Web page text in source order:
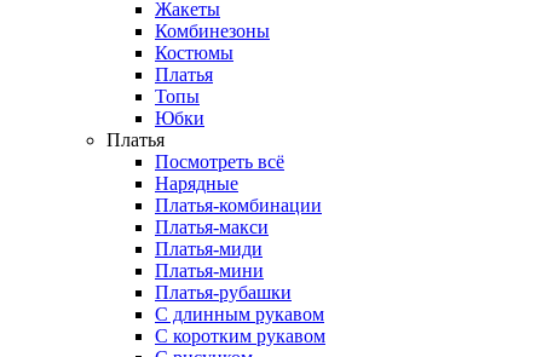
Жакеты
Комбинезоны
Костюмы
Платья
Топы
Юбки
Платья
Посмотреть всё
Нарядные
Платья-комбинации
Платья-макси
Платья-миди
Платья-мини
Платья-рубашки
С длинным рукавом
С коротким рукавом